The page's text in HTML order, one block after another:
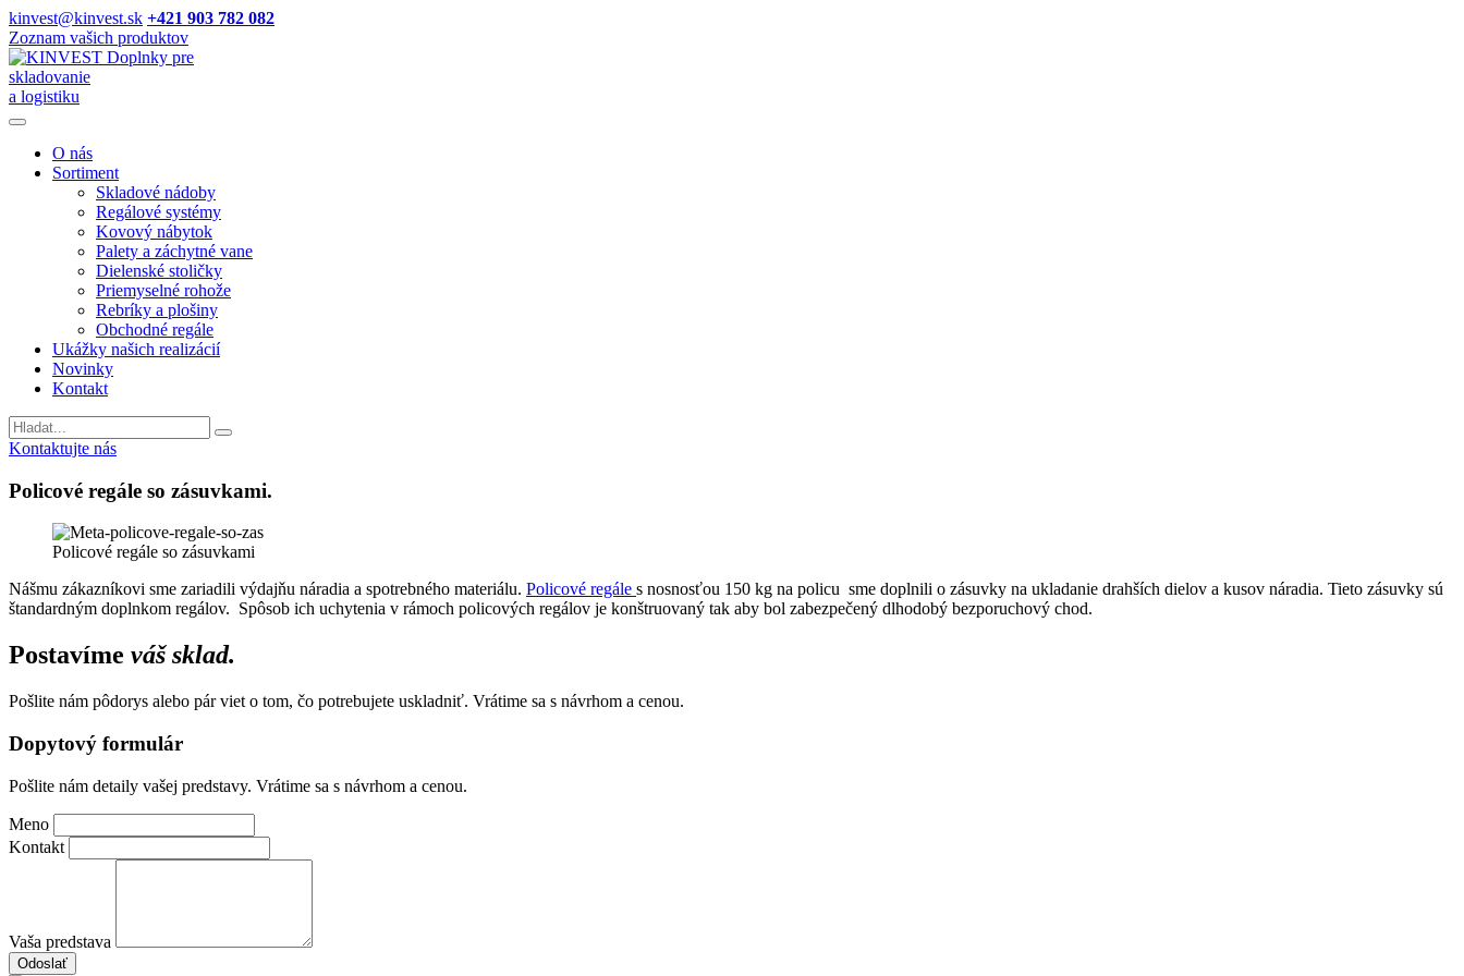
kinvest@kinvest.sk +421 903 782 082
Zoznam vašich produktov
Doplnky pre
skladovanie
a logistiku
O nás
Sortiment
Skladové nádoby
Regálové systémy
Kovový nábytok
Palety a záchytné vane
Dielenské stoličky
Priemyselné rohože
Rebríky a plošiny
Obchodné regále
Ukážky našich realizácií
Novinky
Kontakt
Vyhladavanie
Kontaktujte nás
Policové regále so zásuvkami.
Policové regále so zásuvkami
Nášmu zákazníkovi sme zariadili výdajňu náradia a spotrebného materiálu. Policové regále s nosnosťou 150 kg na policu sme doplnili o zásuvky na ukladanie drahších dielov a kusov náradia. Tieto zásuvky sú
štandardným doplnkom regálov. Spôsob ich uchytenia v rámoch policových regálov je konštruovaný tak aby bol zabezpečený dlhodobý bezporuchový chod.
Postavíme váš sklad.
Pošlite nám pôdorys alebo pár viet o tom, čo potrebujete uskladniť. Vrátime sa s návrhom a cenou.
Dopytový formulár
Pošlite nám detaily vašej predstavy. Vrátime sa s návrhom a cenou.
Meno
Kontakt
Vaša predstava
Odoslať